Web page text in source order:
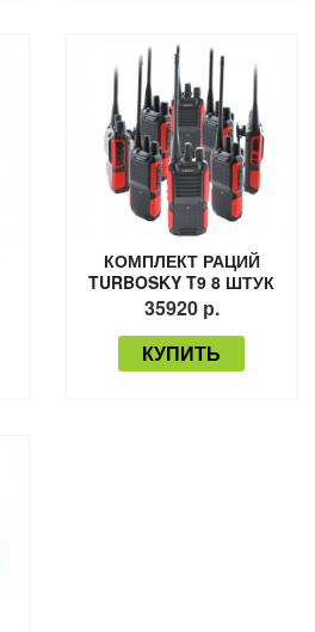
КОМПЛЕКТ РАЦИЙ
TURBOSKY T9 8 ШТУК
35920 р.
КУПИТЬ